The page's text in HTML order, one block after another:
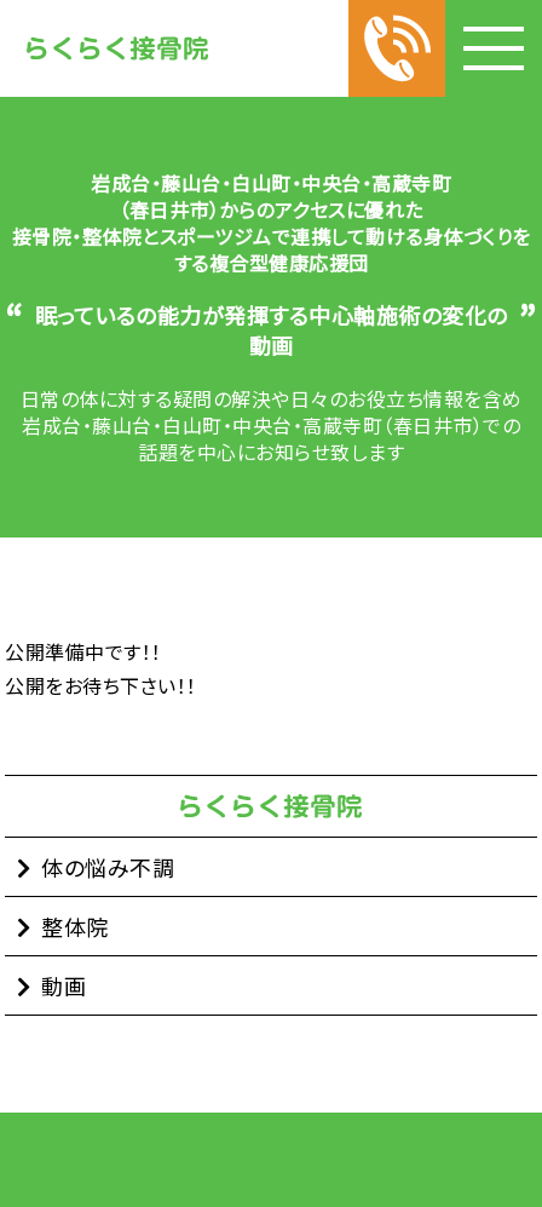
岩成台・藤山台・白山町・中央台・高蔵寺町
（春日井市）からのアクセスに優れた
接骨院・整体院とスポーツジムで連携して動ける身体づくりを
する複合型健康応援団
“ 眠っているの能力が発揮する中心軸施術の変化の
動画
”
日常の体に対する疑問の解決や日々のお役立ち情報を含め
岩成台・藤山台・白山町・中央台・高蔵寺町（春日井市）での
話題を中心にお知らせ致します
公開準備中です！！
公開をお待ち下さい！！
体の悩み不調
整体院
動画